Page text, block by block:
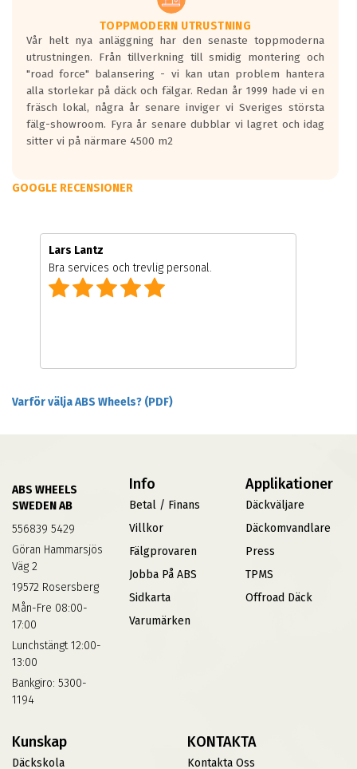
TOPPMODERN UTRUSTNING
Vår helt nya anläggning har den senaste toppmoderna
utrustningen. Från tillverkning till smidig montering och
"road force" balansering - vi kan utan problem hantera
alla storlekar på däck och fälgar. Redan år 1999 hade vi en
fräsch lokal, några år senare inviger vi Sveriges största
fälg-showroom. Fyra år senare dubblar vi lagret och idag
sitter vi på närmare 4500 m2
GOOGLE RECENSIONER
Lars Lantz
Bra services och trevlig personal.
Varför välja ABS Wheels? (PDF)
ABS WHEELS
SWEDEN AB
556839 5429
Göran Hammarsjös
Väg 2
19572 Rosersberg
Mån-Fre 08:00-
17:00
Lunchstängt 12:00-
13:00
Bankgiro: 5300-
1194
Info
Betal / Finans
Villkor
Fälgprovaren
Jobba På ABS
Sidkarta
Varumärken
Applikationer
Däckväljare
Däckomvandlare
Press
TPMS
Offroad Däck
Kunskap
Däckskola
KONTAKTA
Kontakta Oss